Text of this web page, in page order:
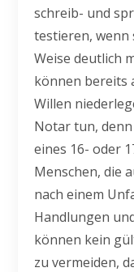
schreib- und
testieren, wenn
Weise deutlich
können bereits
Willen
Notar tun,
eines 16- oder
Menschen, die
nach einem
Handlungen
können kein
zu vermeiden,